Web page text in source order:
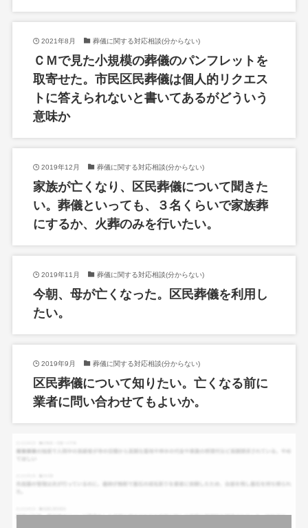
2021年8月 葬儀に関する対応相談(分からない)
ＣＭで見た小規模の葬儀のパンフレットを
取寄せた。市民区民葬儀は個人的リクエス
トに答えられないと書いてあるがどういう
意味か
2019年12月 葬儀に関する対応相談(分からない)
家族が亡くなり、区民葬儀について聞きた
い。葬儀といっても、３名くらいで家族葬
にするか、火葬のみを行いたい。
2019年11月 葬儀に関する対応相談(分からない)
今朝、母が亡くなった。区民葬儀を利用し
たい。
2019年9月 葬儀に関する対応相談(分からない)
区民葬儀について知りたい。亡くなる前に
業者に問い合わせてもよいか。